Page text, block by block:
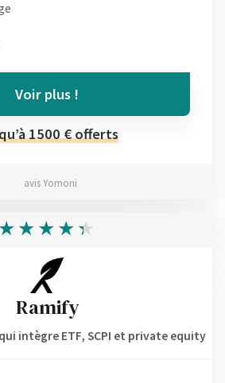
Voir plus !
1500 € offerts
avis Yomoni
Ramify
intègre ETF, SCPI et private equity